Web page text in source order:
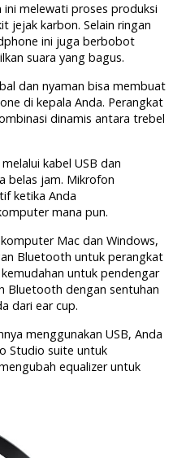
melewati proses produksi
jejak karbon. Selain ringan
ini juga berbobot
suara yang bagus.
dan nyaman bisa membuat
di kepala Anda. Perangkat
dinamis antara trebel
kabel USB dan
belas jam. Mikrofon
ketika Anda
mana pun.
Mac dan Windows,
Bluetooth untuk perangkat
untuk pendengar
Bluetooth dengan sentuhan
dari ear cup.
menggunakan USB, Anda
Studio suite untuk
equalizer untuk